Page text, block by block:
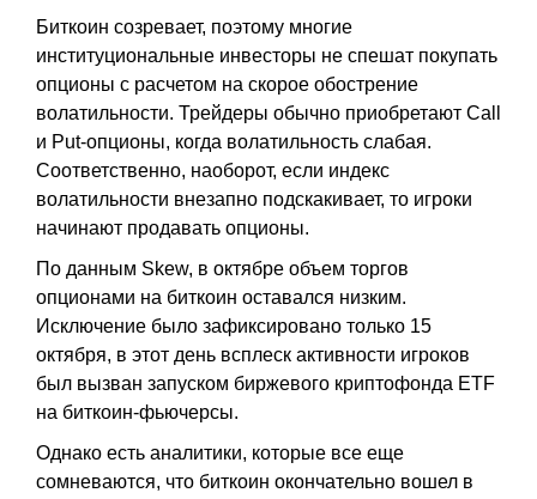
Биткоин созревает, поэтому многие
институциональные инвесторы не спешат покупать
опционы с расчетом на скорое обострение
волатильности. Трейдеры обычно приобретают Call
и Put-опционы, когда волатильность слабая.
Соответственно, наоборот, если индекс
волатильности внезапно подскакивает, то игроки
начинают продавать опционы.
По данным Skew, в октябре объем торгов
опционами на биткоин оставался низким.
Исключение было зафиксировано только 15
октября, в этот день всплеск активности игроков
был вызван запуском биржевого криптофонда ETF
на биткоин-фьючерсы.
Однако есть аналитики, которые все еще
сомневаются, что биткоин окончательно вошел в